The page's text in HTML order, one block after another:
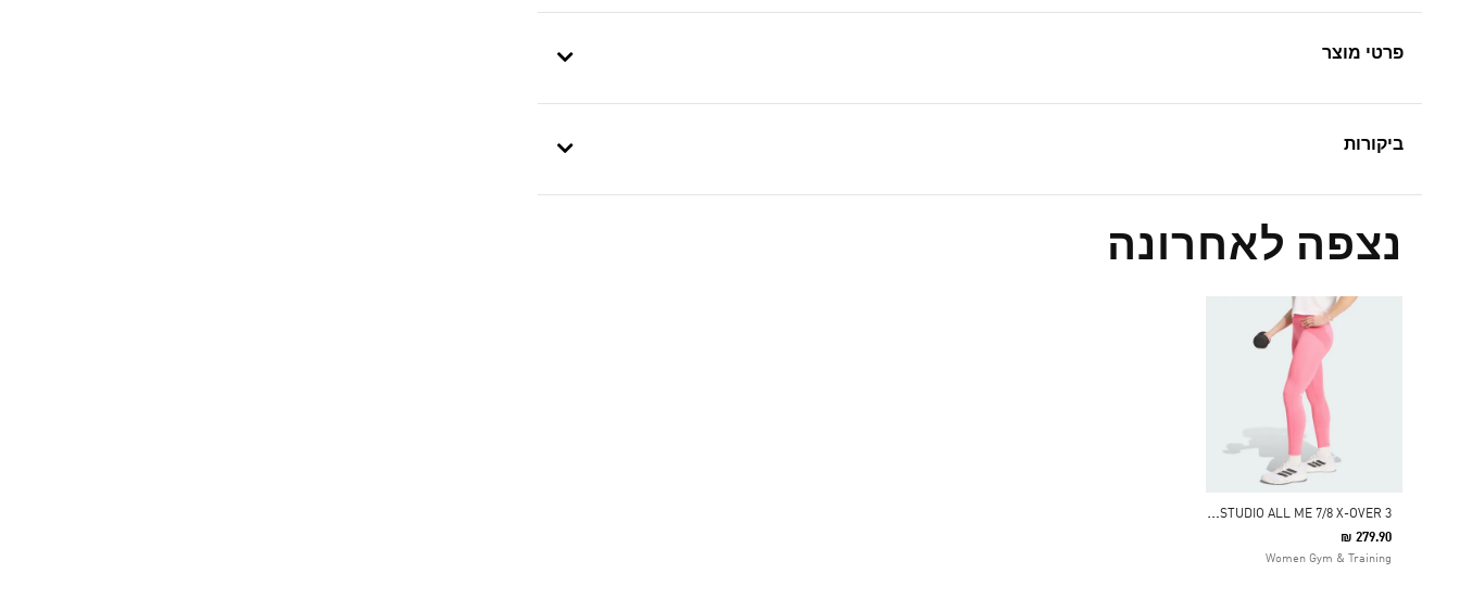
פרטי מוצר
ביקורות
נצפה לאחרונה
3
STRIPES STUDIO ALL ME 7/8 X-OVER טייץ
₪ 279.90
Women Gym & Training